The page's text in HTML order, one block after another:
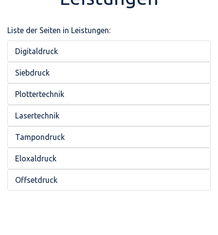
Liste der Seiten in Leistungen:
Digitaldruck
Siebdruck
Plottertechnik
Lasertechnik
Tampondruck
Eloxaldruck
Offsetdruck